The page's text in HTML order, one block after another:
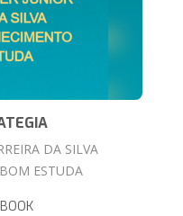
DA SILVA
ESTUDA